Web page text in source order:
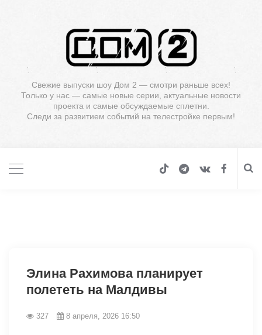
Свежие выпуски шоу Дом 2 — смотри раньше всех!
Только у нас — самые новые серии, актуальные новости
проекта и самые обсуждаемые сплетни.
Следи за развитием событий на телестройке первым!
Элина Рахимова планирует
полететь на Малдивы
327 8 апреля, 2026 16:50